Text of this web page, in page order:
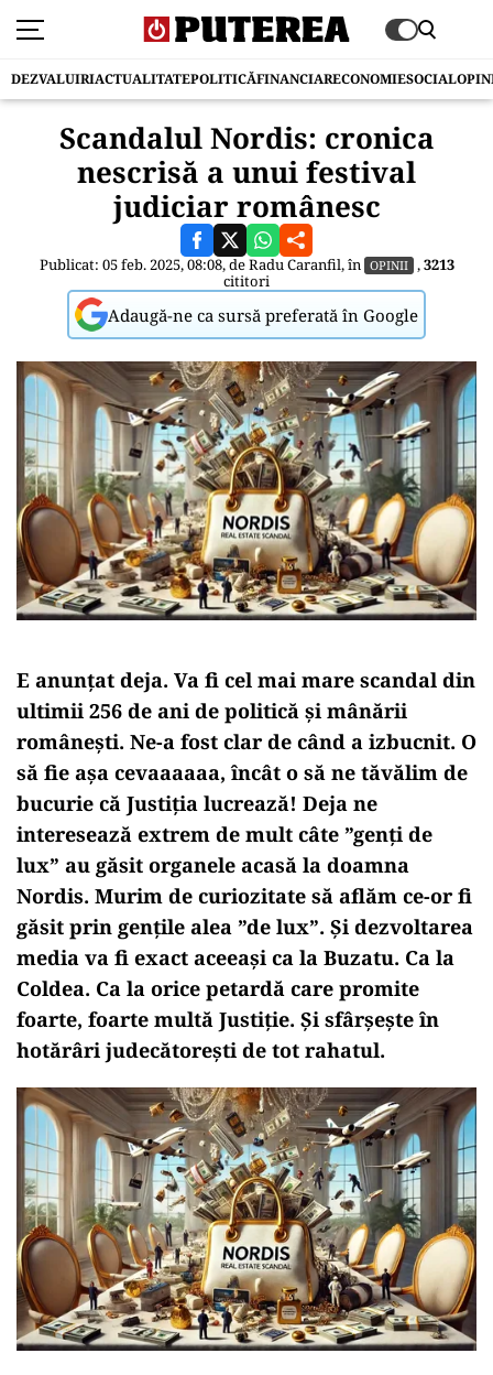
DEZVALUIRIACTUALITATEPOLITICĂFINANCIARECONOMIESOCIAL
Scandalul Nordis: cronica
nescrisă a unui festival
judiciar românesc
Publicat: 05 feb. 2025, 08:08, deRadu Caranfil, în OPINII ,3213
cititori
Adaugă-ne ca sursă preferată în Google
E anunțat deja. Va fi cel mai mare scandal din
ultimii 256 de ani de politică și mânării
românești. Ne-a fost clar de când a izbucnit. O
să fie așa cevaaaaaa, încât o să ne tăvălim de
bucurie că Justiția lucrează! Deja ne
interesează extrem de mult câte ”genți de
lux” au găsit organele acasă la doamna
Nordis. Murim de curiozitate să aflăm ce-or fi
găsit prin gențile alea ”de lux”. Și dezvoltarea
media va fi exact aceeași ca la Buzatu. Ca la
Coldea. Ca la orice petardă care promite
foarte, foarte multă Justiție. Și sfârșește în
hotărâri judecătorești de tot rahatul.